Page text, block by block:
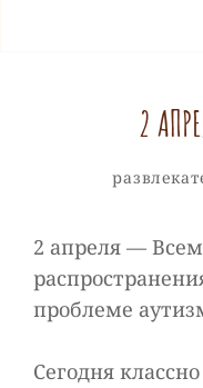
2
Рубрики
2 апреля —
проблеме
Сегодня